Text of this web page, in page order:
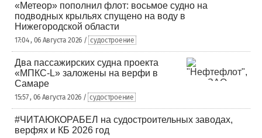
«Метеор» пополнил флот: восьмое судно на
подводных крыльях спущено на воду в
Нижегородской области
17:04 , 06 Августа 2026 / судостроение
Два пассажирских судна проекта
«МПКС-L» заложены на верфи в
Самаре
15:57 , 06 Августа 2026 / судостроение
#ЧИТАЮКОРАБЕЛ на судостроительных заводах,
верфях и КБ 2026 год